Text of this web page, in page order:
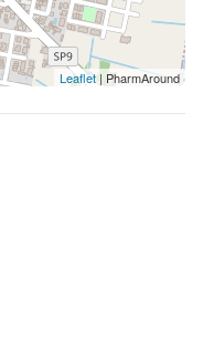
Leaflet| PharmAround